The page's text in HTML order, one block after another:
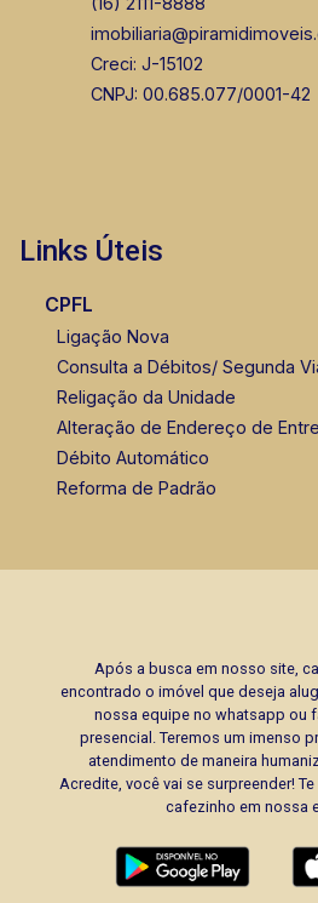
CORRETOR DE
Creci: J-15102
CNPJ: 00.685.077/0001-42
Links Úteis
CPFL
Ligação Nova
Consulta a Débitos/ Segunda
Religação da Unidade
Alteração de Endereço de
Débito Automático
Reforma de Padrão
Após a busca em nosso site,
encontrado o imóvel que deseja
nossa equipe no whatsapp ou
presencial. Teremos um imenso
atendimento de maneira
Acredite, você vai se surpreender!
cafezinho em nossa